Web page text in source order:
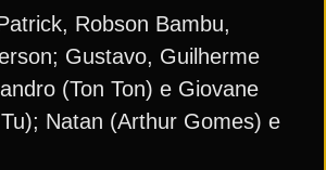
Robson Bambu,
Gustavo, Guilherme
(Ton Ton) e Giovane
Natan (Arthur Gomes) e